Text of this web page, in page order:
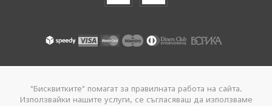
Авторски права © 2026 AxentBox. Всички права запазени.
"Бисквитките" помагат за правилната работа на сайта.
Използвайки нашите услуги, се съгласяваш да използваме